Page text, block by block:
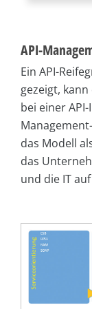
API-
Ein API-
gezeigt,
bei einer
das Modell
das
und die IT